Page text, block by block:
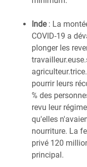
Inde: La
COVID-19 a
plonger les
pourrir leurs
% des
revu leur
qu'elles
nourriture. La
privé 120
principal.